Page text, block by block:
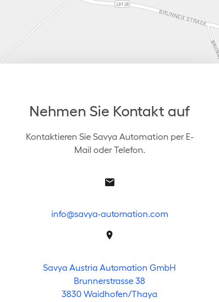
Nehmen Sie Kontakt auf
Kontaktieren Sie Savya Automation per E-
Mail oder Telefon.
info@savya-automation.com
Savya Austria Automation GmbH
Brunnerstrasse 38
3830 Waidhofen/Thaya